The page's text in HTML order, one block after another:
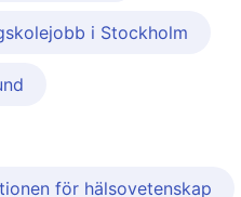
i Stockholm
för hälsovetenskap